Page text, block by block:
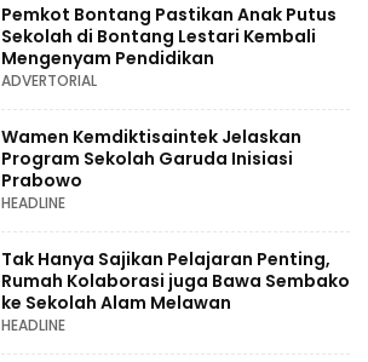
Pemkot Bontang Pastikan Anak Putus
Sekolah di Bontang Lestari Kembali
Mengenyam Pendidikan
ADVERTORIAL
Wamen Kemdiktisaintek Jelaskan
Program Sekolah Garuda Inisiasi
Prabowo
HEADLINE
Tak Hanya Sajikan Pelajaran Penting,
Rumah Kolaborasi juga Bawa Sembako
ke Sekolah Alam Melawan
HEADLINE